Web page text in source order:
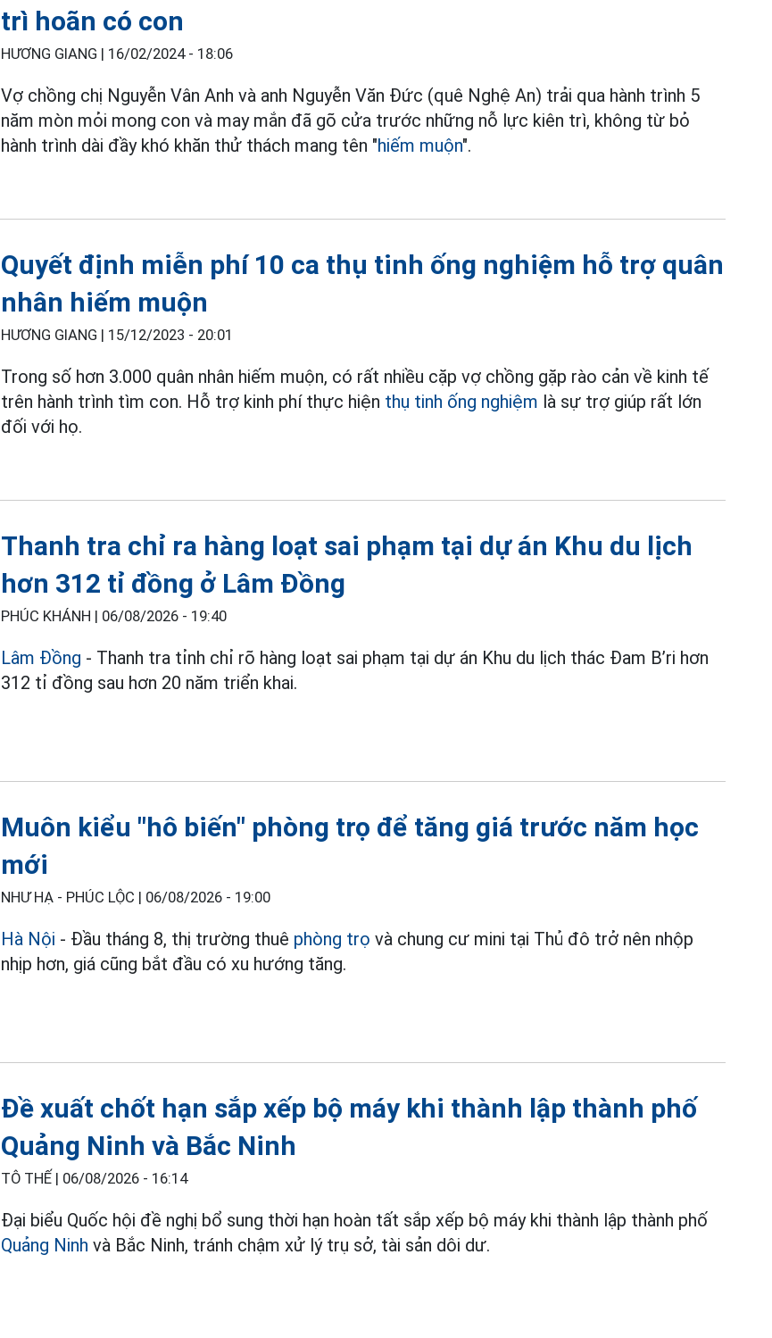
trì hoãn có con
HƯƠNG GIANG | 16/02/2024 - 18:06
Vợ chồng chị Nguyễn Vân Anh và anh Nguyễn Văn Đức (quê Nghệ An) trải qua hành trình 5
năm mòn mỏi mong con và may mắn đã gõ cửa trước những nỗ lực kiên trì, không từ bỏ
hành trình dài đầy khó khăn thử thách mang tên "hiếm muộn".
Quyết định miễn phí 10 ca thụ tinh ống nghiệm hỗ trợ quân
nhân hiếm muộn
HƯƠNG GIANG | 15/12/2023 - 20:01
Trong số hơn 3.000 quân nhân hiếm muộn, có rất nhiều cặp vợ chồng gặp rào cản về kinh tế
trên hành trình tìm con. Hỗ trợ kinh phí thực hiện thụ tinh ống nghiệm là sự trợ giúp rất lớn
đối với họ.
Thanh tra chỉ ra hàng loạt sai phạm tại dự án Khu du lịch
hơn 312 tỉ đồng ở Lâm Đồng
PHÚC KHÁNH | 06/08/2026 - 19:40
Lâm Đồng - Thanh tra tỉnh chỉ rõ hàng loạt sai phạm tại dự án Khu du lịch thác Đam B’ri hơn
312 tỉ đồng sau hơn 20 năm triển khai.
Muôn kiểu "hô biến" phòng trọ để tăng giá trước năm học
mới
NHƯ HẠ - PHÚC LỘC | 06/08/2026 - 19:00
Hà Nội - Đầu tháng 8, thị trường thuê phòng trọ và chung cư mini tại Thủ đô trở nên nhộp
nhịp hơn, giá cũng bắt đầu có xu hướng tăng.
Đề xuất chốt hạn sắp xếp bộ máy khi thành lập thành phố
Quảng Ninh và Bắc Ninh
TÔ THẾ | 06/08/2026 - 16:14
Đại biểu Quốc hội đề nghị bổ sung thời hạn hoàn tất sắp xếp bộ máy khi thành lập thành phố
Quảng Ninh và Bắc Ninh, tránh chậm xử lý trụ sở, tài sản dôi dư.